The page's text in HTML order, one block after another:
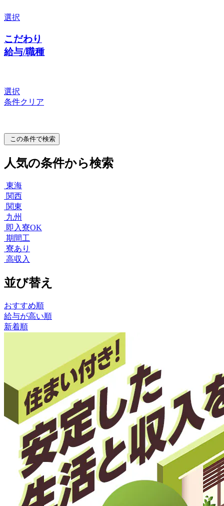
選択
こだわり
給与/職種
選択
条件クリア
この条件で検索
人気の条件から検索
東海
関西
関東
九州
即入寮OK
期間工
寮あり
高収入
並び替え
おすすめ順
給与が高い順
新着順